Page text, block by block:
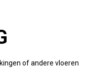
of andere vloeren